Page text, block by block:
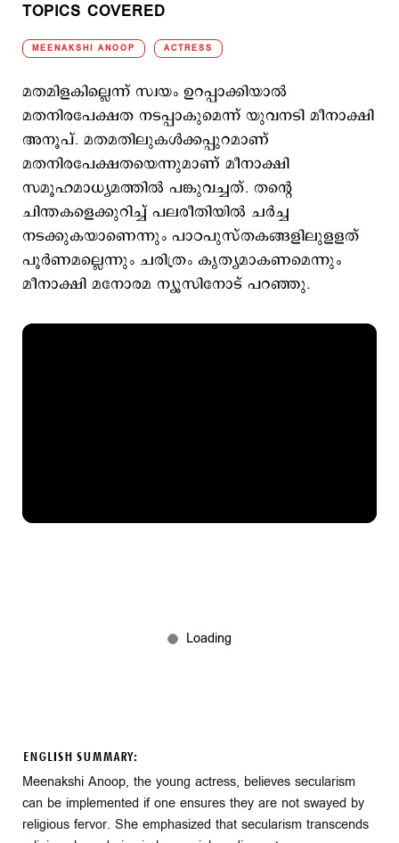
TOPICS COVERED
MEENAKSHI ANOOP ACTRESS
മതമിളകില്ലെന്ന് സ്വയം ഉറപ്പാക്കിയാല്‍
മതനിരപേക്ഷത നടപ്പാകുമെന്ന് യുവനടി മീനാക്ഷി
അനൂപ്. മതമതിലുകള്‍ക്കപ്പുറമാണ്
മതനിരപേക്ഷതയെന്നുമാണ് മീനാക്ഷി
സമൂഹമാധ്യമത്തില്‍ പങ്കുവച്ചത്. തന്‍റെ
ചിന്തകളെക്കുറിച്ച് പലരീതിയില്‍ ചര്‍ച്ച
നടക്കുകയാണെന്നും പാഠപുസ്തകങ്ങളിലുളളത്
പൂര്‍ണമല്ലെന്നും ചരിത്രം കൃത്യമാകണമെന്നും
മീനാക്ഷി മനോരമ ന്യൂസിനോട് പറഞ്ഞു.
ENGLISH SUMMARY:
Meenakshi Anoop, the young actress, believes secularism
can be implemented if one ensures they are not swayed by
religious fervor. She emphasized that secularism transcends